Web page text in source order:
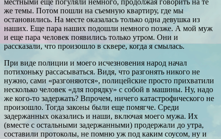
же темы. Потом пошли на съемную квартиру, где мы
остановились. На месте оказалась только одна девушка из
наших. Еще пара наших подошли немного позже. А мой муж
и еще пара человек появились только утром. Они и
рассказали, что произошло в сквере, когда я смылась.
При виде полиции и моего исчезновения народ начал
потихоньку рассасываться. Видя, что разгонять никого не
нужно, сами «разгоняются», полицейские просто прихватили
несколько человек «для порядку» с собой в машины. Ну, надо
же кого-то задержать? Впрочем, ничего катастрофического не
произошло. Тогда законы были еще помягче. Среди
задержанных оказались и наши, включая моего мужа. Их
(вместе с остальными задержанными) продержали до утра,
составили протоколы, не помню уж под каким соусом, ну и